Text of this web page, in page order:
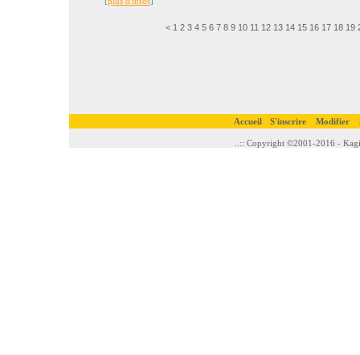
< 1 2 3 4 5 6 7 8 9 10 11 12 13 14 15 16 17 18 19
Accueil S'inscrire Modifier
..:: Copyright ©2001-2016 -